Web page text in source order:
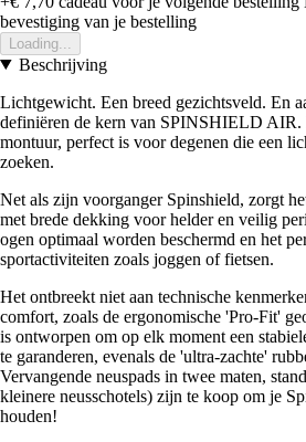
bevestiging van je bestelling
Loading...
Beschrijving
Lichtgewicht. Een breed gezichtsveld. En
definiëren de kern van SPINSHIELD
montuur, perfect is voor degenen die een
zoeken.
Net als zijn voorganger Spinshield, zorgt
met brede dekking voor helder en veilig
ogen optimaal worden beschermd en het
sportactiviteiten zoals joggen of fietsen.
Het ontbreekt niet aan technische
comfort, zoals de ergonomische 'Pro-Fit'
is ontworpen om op elk moment een
te garanderen, evenals de 'ultra-zachte'
Vervangende neuspads in twee maten,
kleinere neusschotels) zijn te koop om je
houden!